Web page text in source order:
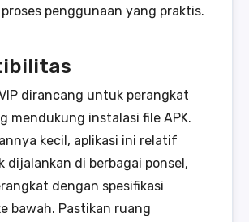
penggunaan yang praktis.
dirancang untuk perangkat
mendukung instalasi file APK.
kecil, aplikasi ini relatif
dijalankan di berbagai ponsel,
dengan spesifikasi
bawah. Pastikan ruang